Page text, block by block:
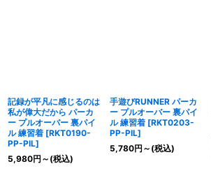
記録が平凡に感じるのは
私が偉大だから パーカ
ー プルオーバー 裏パイ
ル 練習着 [RKT0190-
PP-PIL]
5,980円 ～ (税込)
手遊びRUNNER パーカ
ー プルオーバー 裏パイ
ル 練習着 [RKT0203-
PP-PIL]
5,780円 ～ (税込)